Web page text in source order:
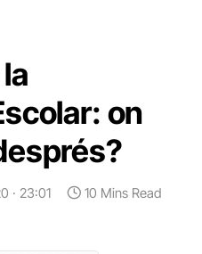
on
· 23:01 10 Mins Read